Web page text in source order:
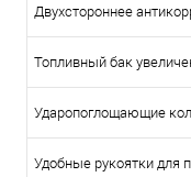
Двухстороннее
Топливный бак
Ударопоглощающие
Удобные рукоятки для